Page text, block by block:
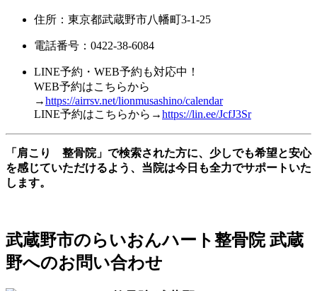
住所：東京都武蔵野市八幡町3-1-25
電話番号：0422-38-6084
LINE予約・WEB予約も対応中！
WEB予約はこちらから
→https://airrsv.net/lionmusashino/calendar
LINE予約はこちらから→https://lin.ee/JcfJ3Sr
「肩こり 整骨院」で検索された方に、少しでも希望と安心
を感じていただけるよう、当院は今日も全力でサポートいた
します。
武蔵野市のらいおんハート整骨院 武蔵
野へのお問い合わせ